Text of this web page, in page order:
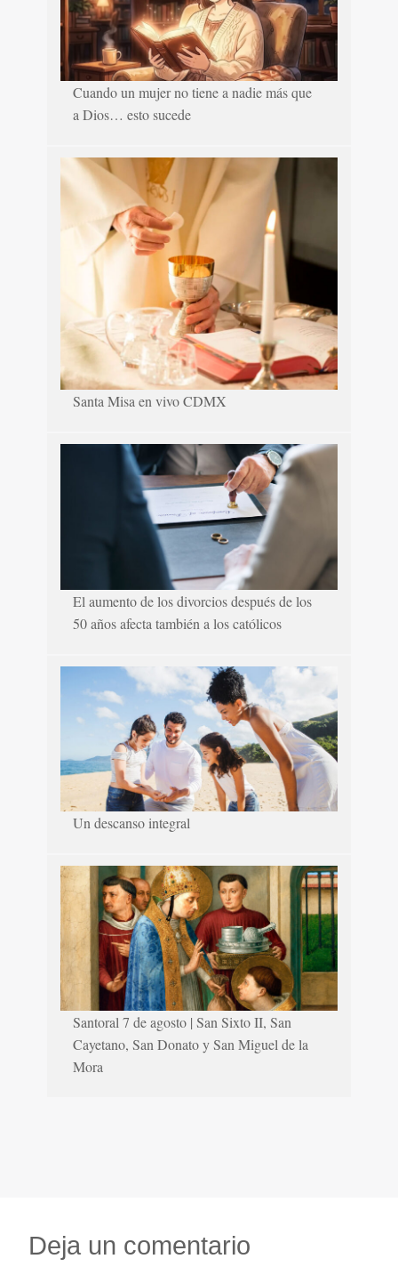
Cuando un mujer no tiene a nadie más que
a Dios… esto sucede
Santa Misa en vivo CDMX
El aumento de los divorcios después de los
50 años afecta también a los católicos
Un descanso integral
Santoral 7 de agosto | San Sixto II, San
Cayetano, San Donato y San Miguel de la
Mora
Deja un comentario